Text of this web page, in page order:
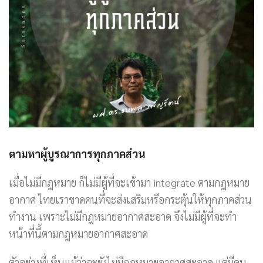
ตามหาผู้บูรณาการทุกภาคส่วน
เมื่อไม่มีกฎหมาย ก็ไม่มีผู้ที่จะเข้ามา integrate ตามกฎหมาย
อากาศ ไทยเราขาดคนที่จะส่งเสริมหรือกระตุ้นให้ทุกภาคส่วน
ทำงาน เพราะไม่มีกฎหมายอากาศสะอาด จึงไม่มีผู้ที่จะทำ
หน้าที่นี้ตามกฎหมายอากาศสะอาด